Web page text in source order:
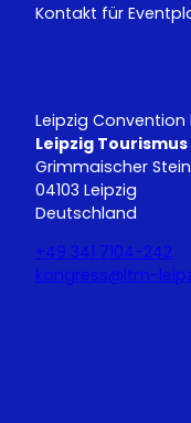
Kontakt für
Leipzig Convention
Leipzig
Grimmaischer
04103 Leipzig
Deutschland
+49 341 7104-242
kongress@ltm-